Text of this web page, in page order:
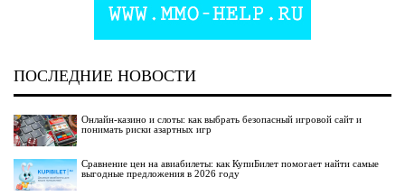
ПОСЛЕДНИЕ НОВОСТИ
Онлайн-казино и слоты: как выбрать безопасный игровой сайт и
понимать риски азартных игр
Сравнение цен на авиабилеты: как КупиБилет помогает найти самые
выгодные предложения в 2026 году